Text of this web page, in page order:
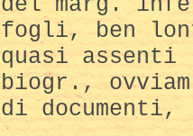
fogli, ben
quasi assenti
biogr.,
di